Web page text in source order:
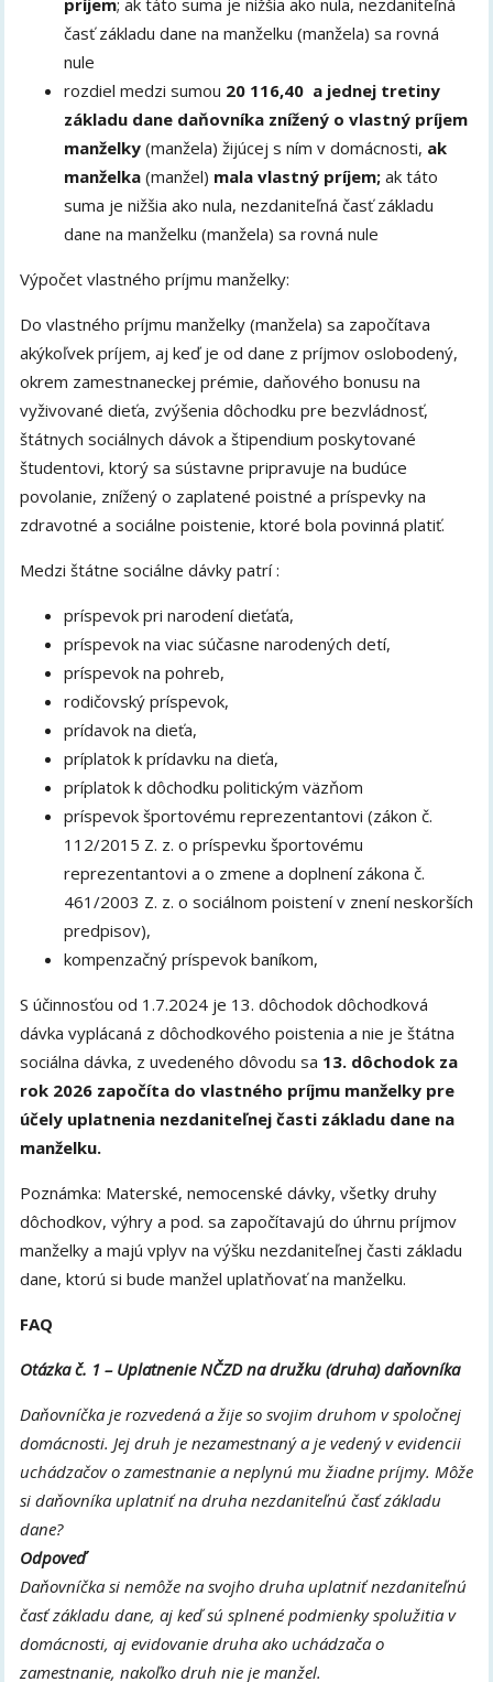
príjem; ak táto suma je nižšia ako nula, nezdaniteľná
časť základu dane na manželku (manžela) sa rovná
nule
rozdiel medzi sumou 20 116,40 a jednej tretiny
základu dane daňovníka znížený o vlastný príjem
manželky (manžela) žijúcej s ním v domácnosti, ak
manželka (manžel) mala vlastný príjem;ak táto
suma je nižšia ako nula, nezdaniteľná časť základu
dane na manželku (manžela) sa rovná nule
Výpočet vlastného príjmu manželky:
Do vlastného príjmu manželky (manžela) sa započítava
akýkoľvek príjem, aj keď je od dane z príjmov oslobodený,
okrem zamestnaneckej prémie, daňového bonusu na
vyživované dieťa, zvýšenia dôchodku pre bezvládnosť,
štátnych sociálnych dávok a štipendium poskytované
študentovi, ktorý sa sústavne pripravuje na budúce
povolanie, znížený o zaplatené poistné a príspevky na
zdravotné a sociálne poistenie, ktoré bola povinná platiť.
Medzi štátne sociálne dávky patrí :
príspevok pri narodení dieťaťa,
príspevok na viac súčasne narodených detí,
príspevok na pohreb,
rodičovský príspevok,
prídavok na dieťa,
príplatok k prídavku na dieťa,
príplatok k dôchodku politickým väzňom
príspevok športovému reprezentantovi (zákon č.
112/2015 Z. z. o príspevku športovému
reprezentantovi a o zmene a doplnení zákona č.
461/2003 Z. z. o sociálnom poistení v znení neskorších
predpisov),
kompenzačný príspevok baníkom,
S účinnosťou od 1.7.2024 je 13. dôchodok dôchodková
dávka vyplácaná z dôchodkového poistenia a nie je štátna
sociálna dávka, z uvedeného dôvodu sa 13. dôchodok za
rok 2026 započíta do vlastného príjmu manželky pre
účely uplatnenia nezdaniteľnej časti základu dane na
manželku.
Poznámka: Materské, nemocenské dávky, všetky druhy
dôchodkov, výhry a pod. sa započítavajú do úhrnu príjmov
manželky a majú vplyv na výšku nezdaniteľnej časti základu
dane, ktorú si bude manžel uplatňovať na manželku.
FAQ
Otázka č. 1 – Uplatnenie NČZD na družku (druha) daňovníka
Daňovníčka je rozvedená a žije so svojim druhom v spoločnej
domácnosti. Jej druh je nezamestnaný a je vedený v evidencii
uchádzačov o zamestnanie a neplynú mu žiadne príjmy. Môže
si daňovníka uplatniť na druha nezdaniteľnú časť základu
dane?
Odpoveď
Daňovníčka si nemôže na svojho druha uplatniť nezdaniteľnú
časť základu dane, aj keď sú splnené podmienky spolužitia v
domácnosti, aj evidovanie druha ako uchádzača o
zamestnanie, nakoľko druh nie je manžel.